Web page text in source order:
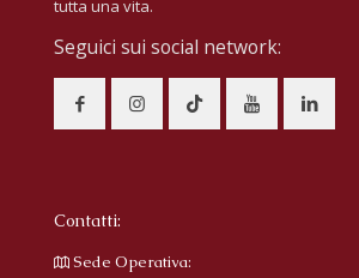
tutta una vita.
Seguici sui social network:
Contatti:
Sede Operativa: